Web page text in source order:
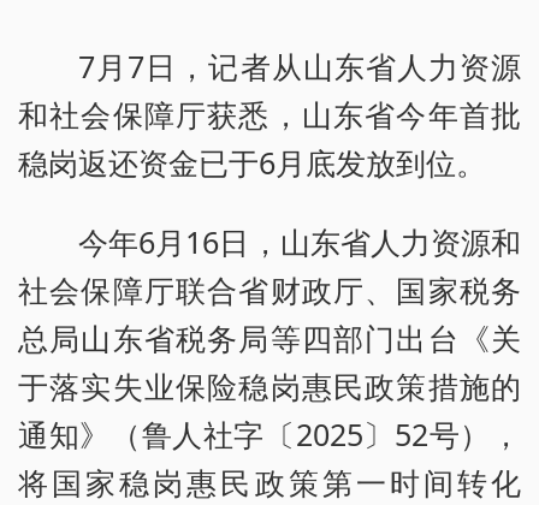
7月7日，记者从山东省人力资源
和社会保障厅获悉，山东省今年首批
稳岗返还资金已于6月底发放到位。
今年6月16日，山东省人力资源和
社会保障厅联合省财政厅、国家税务
总局山东省税务局等四部门出台《关
于落实失业保险稳岗惠民政策措施的
通知》（鲁人社字〔2025〕52号），
将国家稳岗惠民政策第一时间转化